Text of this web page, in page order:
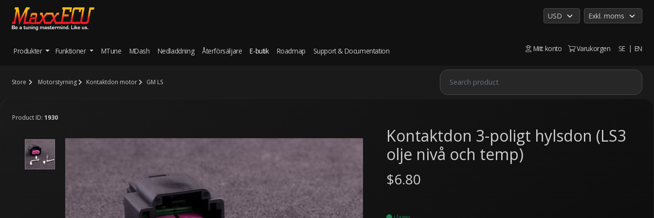
Produkter Funktioner MTune MDash Nedladdning Återförsäljare E-butik Roadmap Support & Documentation Mitt konto Varukorgen SE EN
Store Motorstyrning Kontaktdon motor GM LS
Product ID: 1930
Kontaktdon 3-poligt hylsdon (LS3
olje nivå och temp)
$6.80